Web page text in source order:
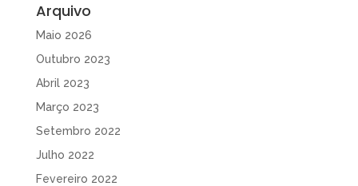
Arquivo
Maio 2026
Outubro 2023
Abril 2023
Março 2023
Setembro 2022
Julho 2022
Fevereiro 2022